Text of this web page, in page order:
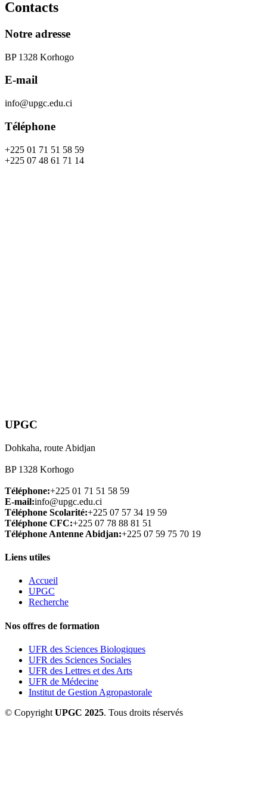
Contacts
Notre adresse
BP 1328 Korhogo
E-mail
info@upgc.edu.ci
Téléphone
+225 01 71 51 58 59
+225 07 48 61 71 14
UPGC
Dohkaha, route Abidjan
BP 1328 Korhogo
Téléphone:+225 01 71 51 58 59
E-mail:info@upgc.edu.ci
Téléphone Scolarité:+225 07 57 34 19 59
Téléphone CFC:+225 07 78 88 81 51
Téléphone Antenne Abidjan:+225 07 59 75 70 19
Liens utiles
Accueil
UPGC
Recherche
Nos offres de formation
UFR des Sciences Biologiques
UFR des Sciences Sociales
UFR des Lettres et des Arts
UFR de Médecine
Institut de Gestion Agropastorale
© Copyright UPGC 2025. Tous droits réservés